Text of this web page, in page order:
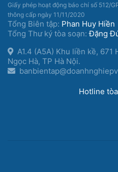
Giấy phép hoạt động báo chí số 512/
thông cấp ngày 11/11/2020
Tổng Biên tập: Phan Huy Hiền
Tổng Thư ký tòa soạn:Đặng
A1.4 (A5A) Khu liền kề, 671
Ngọc Hà, TP Hà Nội.
Hotline